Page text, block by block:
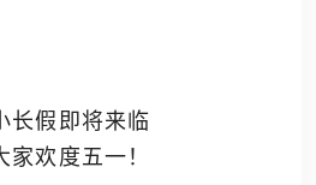
长假即将来临
家欢度五一！